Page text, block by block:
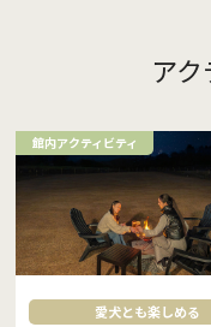
ア
館内アクティビティ
愛犬とも楽しめる